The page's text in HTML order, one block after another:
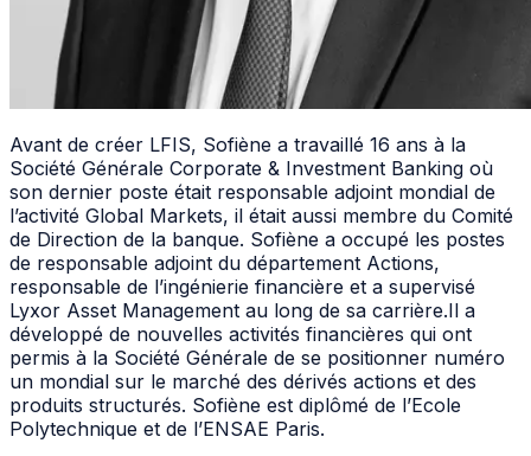
Avant de créer LFIS, Sofiène a travaillé 16 ans à la
Société Générale Corporate & Investment Banking où
son dernier poste était responsable adjoint mondial de
l’activité Global Markets, il était aussi membre du Comité
de Direction de la banque. Sofiène a occupé les postes
de responsable adjoint du département Actions,
responsable de l’ingénierie financière et a supervisé
Lyxor Asset Management au long de sa carrière.Il a
développé de nouvelles activités financières qui ont
permis à la Société Générale de se positionner numéro
un mondial sur le marché des dérivés actions et des
produits structurés. Sofiène est diplômé de l’Ecole
Polytechnique et de l’ENSAE Paris.